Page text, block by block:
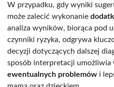
W przypadku, gdy wyniki
może zalecić wykonanie
analiza wyników, biorąca pod
czynniki ryzyka, odgrywa
decyzji dotyczących dalszej
sposób interpretacji umożliwia
ewentualnych problemów i